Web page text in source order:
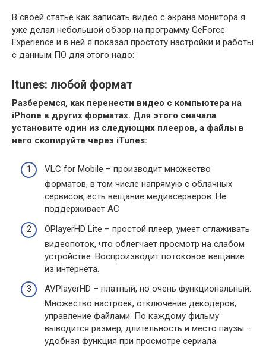
В своей статье как записать видео с экрана монитора я
уже делал небольшой обзор на программу GeForce
Experience и в ней я показал простоту настройки и работы
с данным ПО для этого надо:
Itunes: любой формат
Разберемся, как перенести видео с компьютера на
iPhone в других форматах. Для этого сначала
установите один из следующих плееров, а файлы в
него скопируйте через iTunes:
VLC for Mobile – производит множество
форматов, в том числе напрямую с облачных
сервисов, есть вещание медиасерверов. Не
поддерживает AC
OPlayerHD Lite – простой плеер, умеет сглаживать
видеопоток, что облегчает просмотр на слабом
устройстве. Воспроизводит потоковое вещание
из интернета.
AVPlayerHD – платный, но очень функциональный.
Множество настроек, отключение декодеров,
управление файлами. По каждому фильму
выводится размер, длительность и место паузы –
удобная функция при просмотре сериала.